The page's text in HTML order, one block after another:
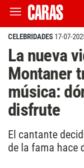
CELEBRIDADES 17-07-
La nueva
Montaner
música:
disfrute
El cantante
de la fama hace